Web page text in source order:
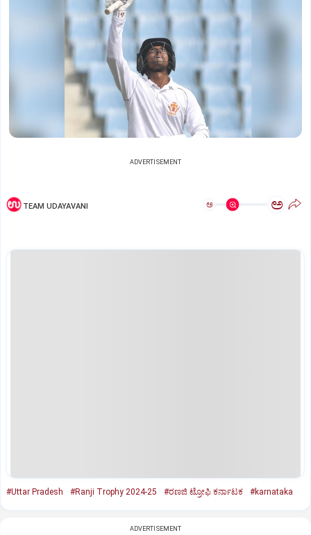
ADVERTISEMENT
TEAM UDAYAVANI ಅ ಅ
#Uttar Pradesh #Ranji Trophy 2024-25 #ರಣಜಿ ಟ್ರೋಫಿ ಕರ್ನಾಟಕ #karnataka
ADVERTISEMENT